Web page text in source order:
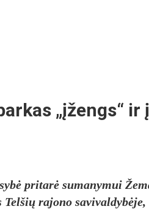
„įžengs“ ir
pritarė sumanymui
rajono